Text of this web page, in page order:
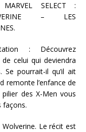
SELECT :
– LES
: Découvrez
celui qui deviendra
pourrait-il qu’il ait
remonte l’enfance de
des X-Men vous
façons.
Le récit est